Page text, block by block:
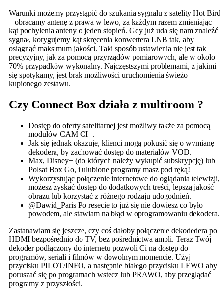
Warunki możemy przystąpić do szukania sygnału z satelity Hot Bird
– obracamy antenę z prawa w lewo, za każdym razem zmieniając
kąt pochylenia anteny o jeden stopień. Gdy już uda się nam znaleźć
sygnał, korygujemy kąt skręcenia konwertera LNB tak, aby
osiągnąć maksimum jakości. Taki sposób ustawienia nie jest tak
precyzyjny, jak za pomocą przyrządów pomiarowych, ale w około
70% przypadków wykonalny. Najczęstszymi problemami, z jakimi
się spotykamy, jest brak możliwości uruchomienia świeżo
kupionego zestawu.
Czy Connect Box działa z multiroom ?
Dostęp do oferty satelitarnej jest możliwy także za pomocą
modułów CAM CI+.
Jak się jednak okazuje, klienci mogą pokusić się o wymianę
dekodera, by zachować dostęp do materiałów VOD.
Max, Disney+ (do których należy wykupić subskrypcję) lub
Polsat Box Go, i ulubione programy masz pod ręką!
Wykorzystując połączenie internetowe do oglądania telewizji,
możesz zyskać dostęp do dodatkowych treści, lepszą jakość
obrazu lub korzystać z różnego rodzaju udogodnień.
@Dawid_Paris Po resecie to już się nie dowiesz co było
powodem, ale stawiam na błąd w oprogramowaniu dekodera.
Zastanawiam się jeszcze, czy coś dałoby połączenie dekodedera po
HDMI bezpośrednio do TV, bez pośrednictwa ampli. Teraz Twój
dekoder podłączony do internetu pozwoli Ci na dostęp do
programów, seriali i filmów w dowolnym momencie. Użyj
przycisku PILOT/INFO, a następnie białego przycisku LEWO aby
poruszać się po programach wstecz lub PRAWO, aby przeglądać
programy z przyszłości.